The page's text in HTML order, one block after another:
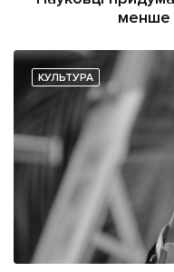
менше
КУЛЬТУРА